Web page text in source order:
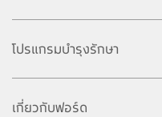
โปรแกรมบำรุงรักษา
เกี่ยวกับฟอร์ด